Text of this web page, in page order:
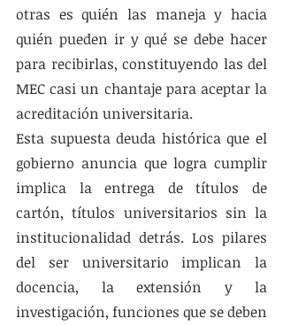
otras es quién las maneja y hacia
quién pueden ir y qué se debe hacer
para recibirlas, constituyendo las del
MEC casi un chantaje para aceptar la
acreditación universitaria.
Esta supuesta deuda histórica que el
gobierno anuncia que logra cumplir
implica la entrega de títulos de
cartón, títulos universitarios sin la
institucionalidad detrás. Los pilares
del ser universitario implican la
docencia, la extensión y la
investigación, funciones que se deben